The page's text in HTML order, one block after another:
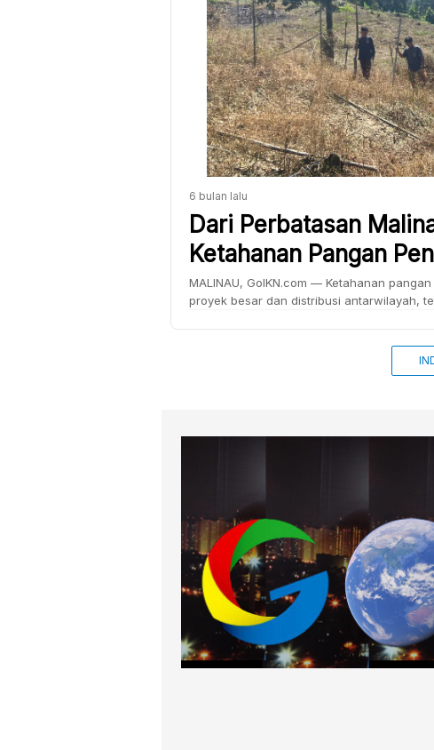
6 bulan lalu
Dari Perbatasan
Ketahanan Pangan
MALINAU, GoIKN.com — Ketahanan
proyek besar dan distribusi antarwilayah,
pagi, personel Polsek Malinau Barat turun